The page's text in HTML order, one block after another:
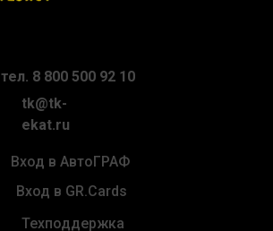
tk@tk-
ekat.ru
тел. 8 800 500 92 10
Вход в АвтоГРАФ
Вход в GR.Cards
Техподдержка